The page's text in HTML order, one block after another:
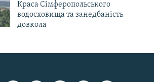
Краса Сімферопольського
водосховища та занедбаність
довкола